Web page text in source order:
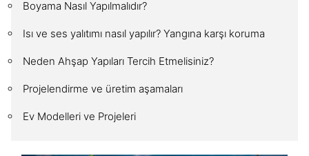
Boyama Nasıl Yapılmalıdır?
Isı ve ses yalıtımı nasıl yapılır? Yangına karşı koruma
Neden Ahşap Yapıları Tercih Etmelisiniz?
Projelendirme ve üretim aşamaları
Ev Modelleri ve Projeleri